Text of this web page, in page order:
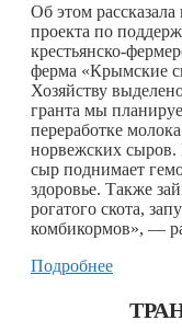
Об этом
проекта по
крестьянско-
ферма «Крымские
Хозяйству
гранта мы
переработке
норвежских
сыр поднимает
здоровье. Также
рогатого скота,
комбикормов», —
Подробнее